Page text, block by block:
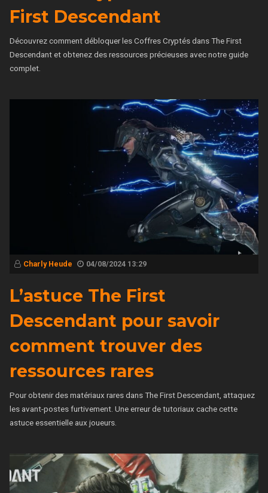
First Descendant
Découvrez comment débloquer les Coffres Cryptés dans The First
Descendant et obtenez des ressources précieuses avec notre guide
complet.
Charly Heude 04/08/2024 13:29
L’astuce The First
Descendant pour savoir
comment trouver des
ressources rares
Pour obtenir des matériaux rares dans The First Descendant, attaquez
les avant-postes furtivement. Une erreur de tutoriaux cache cette
astuce essentielle aux joueurs.